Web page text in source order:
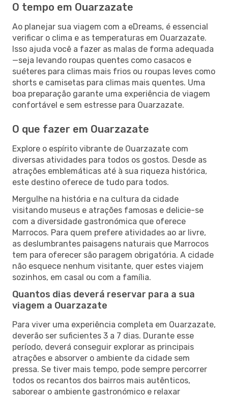
O tempo em Ouarzazate
Ao planejar sua viagem com a eDreams, é essencial
verificar o clima e as temperaturas em Ouarzazate.
Isso ajuda você a fazer as malas de forma adequada
—seja levando roupas quentes como casacos e
suéteres para climas mais frios ou roupas leves como
shorts e camisetas para climas mais quentes. Uma
boa preparação garante uma experiência de viagem
confortável e sem estresse para Ouarzazate.
O que fazer em Ouarzazate
Explore o espírito vibrante de Ouarzazate com
diversas atividades para todos os gostos. Desde as
atrações emblemáticas até à sua riqueza histórica,
este destino oferece de tudo para todos.
Mergulhe na história e na cultura da cidade
visitando museus e atrações famosas e delicie-se
com a diversidade gastronómica que oferece
Marrocos. Para quem prefere atividades ao ar livre,
as deslumbrantes paisagens naturais que Marrocos
tem para oferecer são paragem obrigatória. A cidade
não esquece nenhum visitante, quer estes viajem
sozinhos, em casal ou com a família.
Quantos dias deverá reservar para a sua
viagem a Ouarzazate
Para viver uma experiência completa em Ouarzazate,
deverão ser suficientes 3 a 7 dias. Durante esse
período, deverá conseguir explorar as principais
atrações e absorver o ambiente da cidade sem
pressa. Se tiver mais tempo, pode sempre percorrer
todos os recantos dos bairros mais autênticos,
saborear o ambiente gastronómico e relaxar